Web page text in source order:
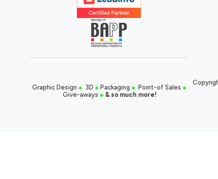
Graphic Design ● 3D ● Packaging ● Point-of Sales ●
Give-aways ● & so much more!